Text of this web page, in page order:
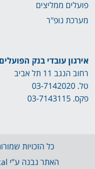
פועלים ממליצים
מערכת נופ"ר
אירגון עובדי בנק הפועלים
רחוב הנגב 11 תל אביב
טל.03-7142020
פקס. 03-7143115
כל הזכויות
האתר נבנה ע”י Booya Digital